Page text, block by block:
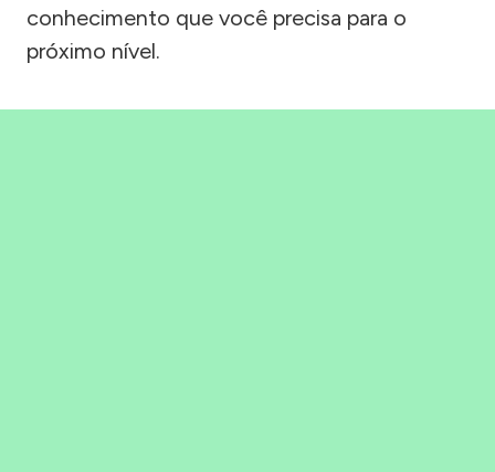
conhecimento que você precisa para o
próximo nível.